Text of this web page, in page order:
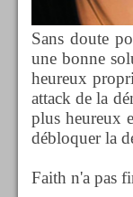
Sans doute
une bonne
heureux
attack de la
plus heureux
débloquer la
Faith n'a pas